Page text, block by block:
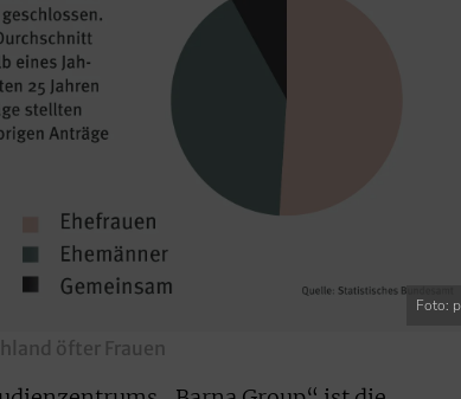
Foto:
öfter Frauen